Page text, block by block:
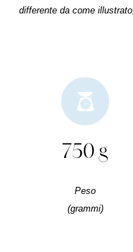
differente da come
750 g
Peso
(grammi)